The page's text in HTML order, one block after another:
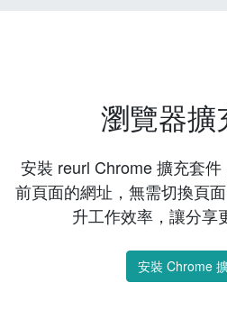
瀏覽器擴
安裝 reurl Chrome 擴充套
前頁面的網址，無需切換頁
升工作效率，讓分享
安裝 Chrome